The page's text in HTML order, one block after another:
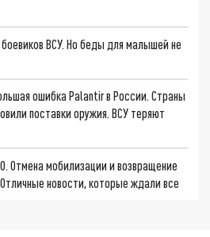
ВСУ. Но беды для малышей не
ошибка Palantir в России. Страны
поставки оружия. ВСУ теряют
Отмена мобилизации и возвращение
новости, которые ждали все